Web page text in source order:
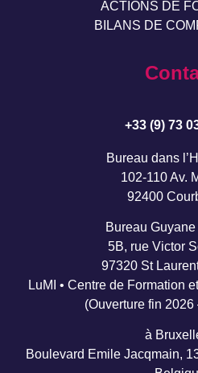
ACTIONS DE
BILANS DE
+33 (9) 73
Bureau dans
102-110 Av.
92400
Bureau Guyane
5B, rue Victor
97320 St
LuMI • Centre de Formation
(Ouverture fin
à
Boulevard Emile Jacqmain,